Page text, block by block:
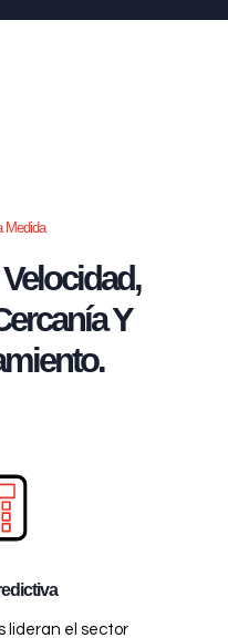
Medida
Y
lideran el sector